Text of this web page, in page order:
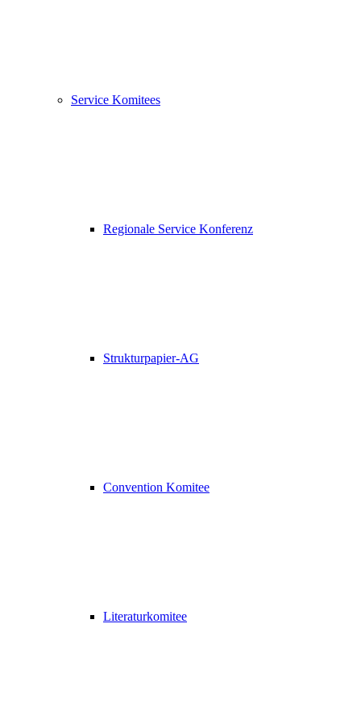
Service Komitees
Regionale Service Konferenz
Strukturpapier-AG
Convention Komitee
Literaturkomitee